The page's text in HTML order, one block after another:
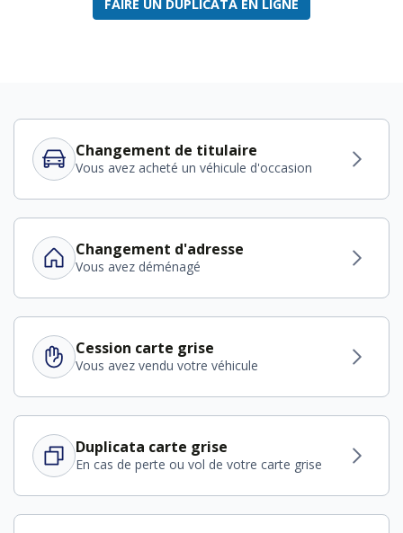
FAIRE UN DUPLICATA EN LIGNE
Changement de titulaire
Vous avez acheté un véhicule d'occasion
Changement d'adresse
Vous avez déménagé
Cession carte grise
Vous avez vendu votre véhicule
Duplicata carte grise
En cas de perte ou vol de votre carte grise